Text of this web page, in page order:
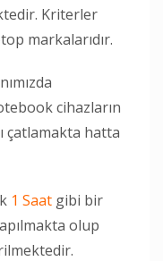
Kriterler
markalarıdır.
cihazların
çatlamakta hatta
1 Saat gibi bir
olup